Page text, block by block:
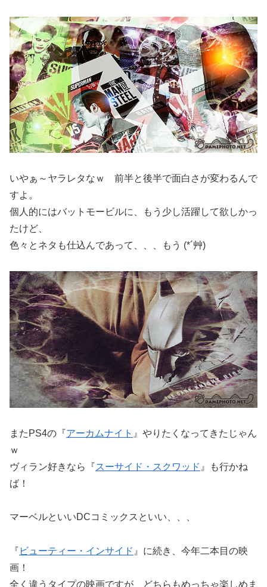
いやぁ～ヤラレタなｗ 前半と後半で面白さが変わるんで
すよ。
個人的にはバットモービルに、もう少し活躍して欲しかっ
たけど、
色々とネタも仕込んであって、、、もう (*´艸)
またPS4の『アーカムナイト 』やりたくなってきたじゃん
ｗ
ヴィラン好きなら『スーサイド・スクワッド 』も行かね
ば！
マーベルといいDCコミックスといい、、、
『 ビューティー・インサイド 』に続き、今年二本目の映
画！
全く違うタイプの映画ですが、どちらもめっちゃ楽しめま